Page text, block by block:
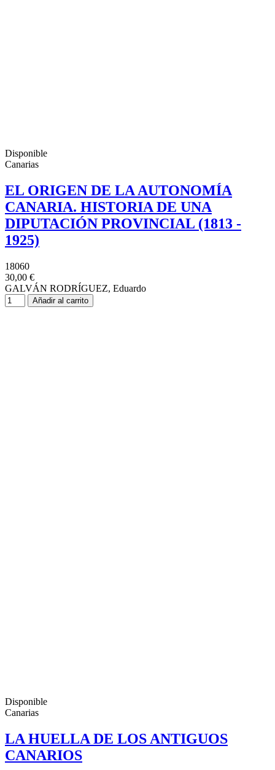
Disponible
Canarias
EL ORIGEN DE LA AUTONOMÍA
CANARIA. HISTORIA DE UNA
DIPUTACIÓN PROVINCIAL (1813 -
1925)
18060
30,00 €
GALVÁN RODRÍGUEZ, Eduardo
Añadir al carrito
Disponible
Canarias
LA HUELLA DE LOS ANTIGUOS
CANARIOS